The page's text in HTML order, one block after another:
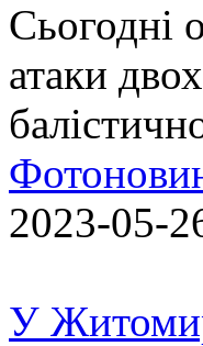
Сьогодні
атаки
2023-05-
У